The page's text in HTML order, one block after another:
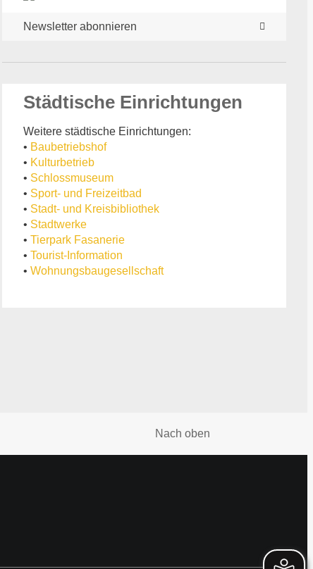
Newsletter abonnieren
Städtische Einrichtungen
Weitere städtische Einrichtungen:
• Baubetriebshof
• Kulturbetrieb
• Schlossmuseum
• Sport- und Freizeitbad
• Stadt- und Kreisbibliothek
• Stadtwerke
•Tierpark Fasanerie
•Tourist-Information
•Wohnungsbaugesellschaft
Nach oben